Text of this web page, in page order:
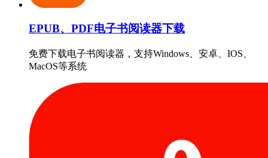
EPUB、PDF电子书阅读器下载
免费下载电子书阅读器，支持Windows、安卓、IOS、
MacOS等系统